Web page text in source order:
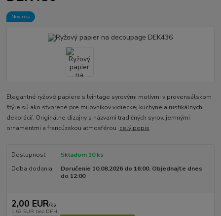
Novinka
Elegantné ryžové papiere s lvintage syrovými motívmi v provensálskom
štýle sú ako stvorené pre milovníkov vidieckej kuchyne a rustikálnych
dekorácií. Originálne dizajny s názvami tradičných syrov, jemnými
ornamentmi a francúzskou atmosférou. celý popis
Dostupnosť
Skladom 10 ks
Doba dodania
Doručenie 10.08.2026 do 16:00. Objednajte dnes
do 12:00
2,00 EUR/ks
1,63 EUR bez DPH